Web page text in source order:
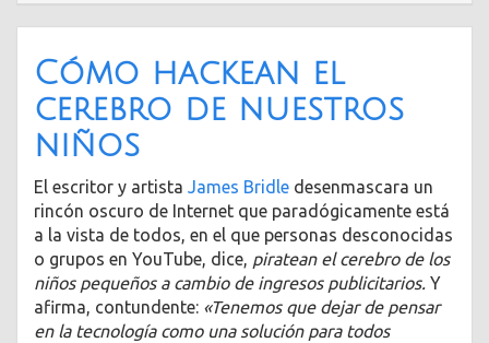
Cómo hackean el
cerebro de nuestros
niños
El escritor y artista James Bridle desenmascara un
rincón oscuro de Internet que paradógicamente está
a la vista de todos, en el que personas desconocidas
o grupos en YouTube, dice, piratean el cerebro de los
niños pequeños a cambio de ingresos publicitarios. Y
afirma, contundente: «Tenemos que dejar de pensar
en la tecnología como una solución para todos